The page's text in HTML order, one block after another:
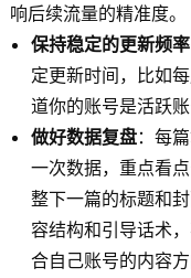
响后续流量的精准度。
保持稳定的更新频率
定更新时间，比如
道你的账号是活跃
做好数据复盘：每
一次数据，重点看
整下一篇的标题和
容结构和引导话术
合自己账号的内容方